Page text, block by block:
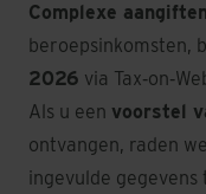
Complexe aangiften
beroepsinkomsten,
2026 via
Als u een voorstel
ontvangen, raden
ingevulde